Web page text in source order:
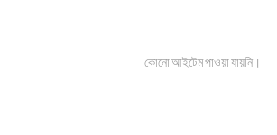
কোনো আইটেম পাওয়া যায়নি।